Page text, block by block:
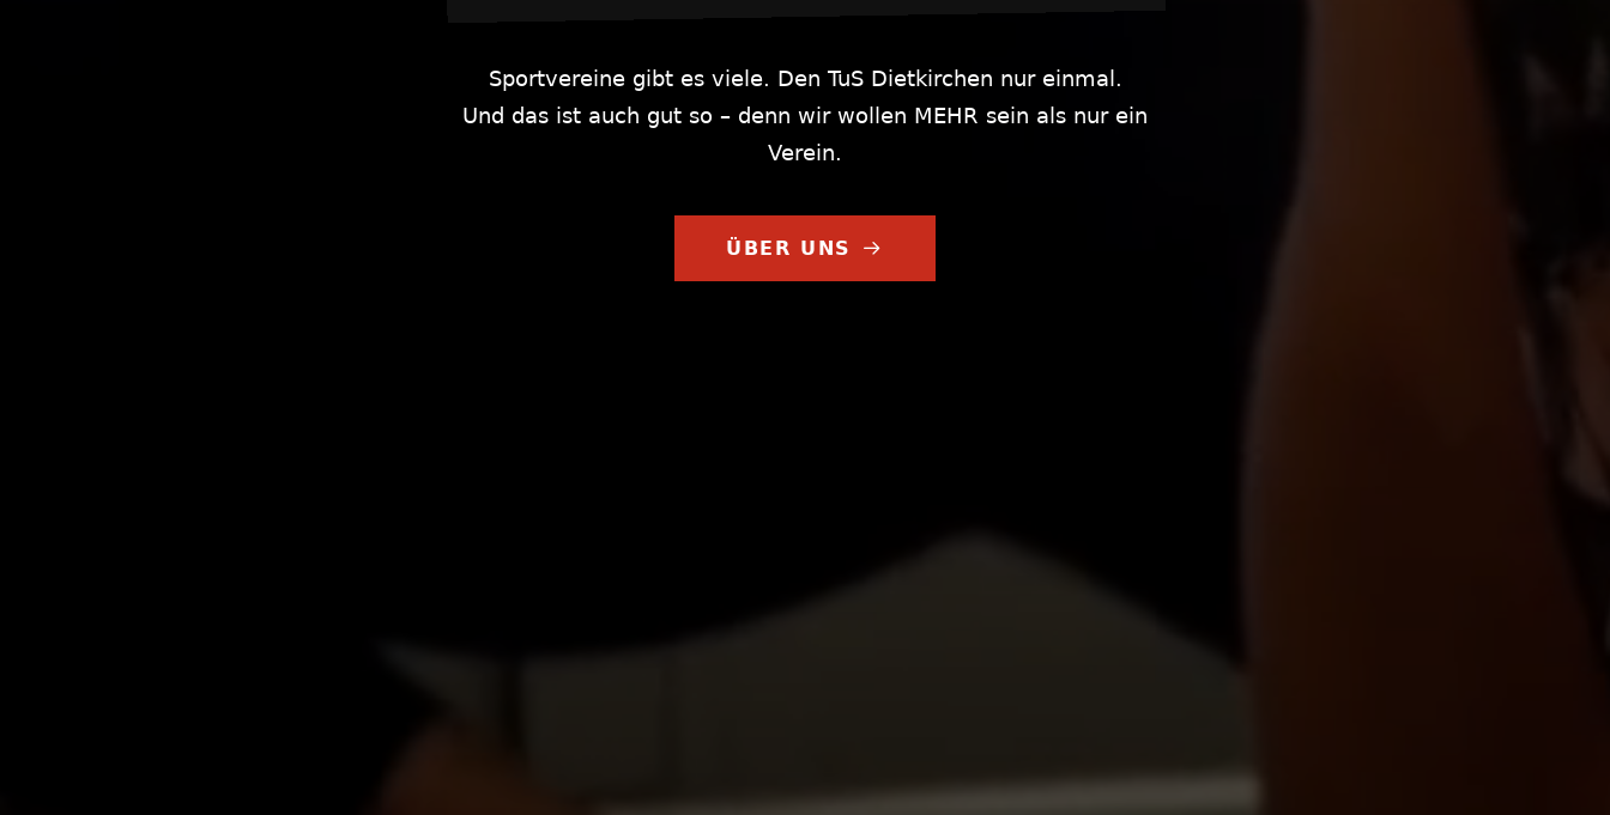
Sportvereine gibt es viele. Den TuS Dietkirchen nur einmal.
Und das ist auch gut so – denn wir wollen MEHR sein als nur ein
Verein.
ÜBER UNS